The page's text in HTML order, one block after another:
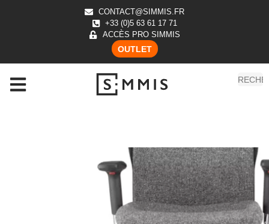
CONTACT@SIMMIS.FR
+33 (0)5 63 61 17 71
ACCÈS PRO SIMMIS
OUTLET